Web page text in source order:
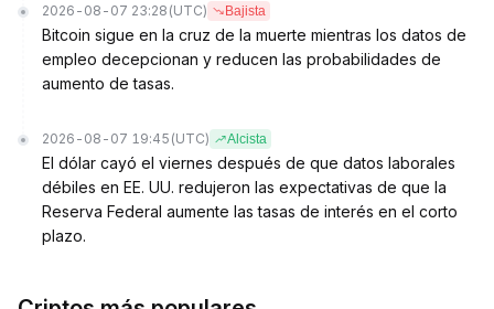
2026-08-07 23:28 (UTC) Bajista
Bitcoin sigue en la cruz de la muerte mientras los datos de
empleo decepcionan y reducen las probabilidades de
aumento de tasas.
2026-08-07 19:45 (UTC) Alcista
El dólar cayó el viernes después de que datos laborales
débiles en EE. UU. redujeron las expectativas de que la
Reserva Federal aumente las tasas de interés en el corto
plazo.